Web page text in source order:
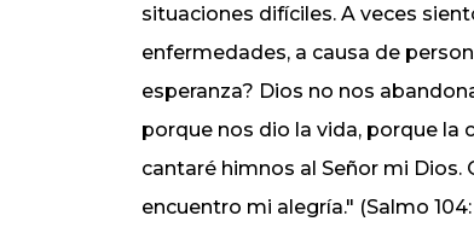
situaciones difíciles. A veces
enfermedades, a causa de
esperanza? Dios no nos
porque nos dio la vida, porque la
cantaré himnos al Señor mi Dios.
encuentro mi alegría." (Salmo